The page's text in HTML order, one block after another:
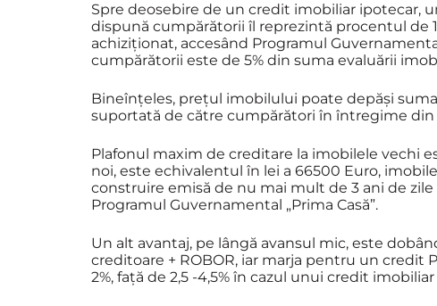
Spre deosebire de un credit imobiliar ipotecar,
dispună cumpărătorii îl reprezintă procentul de
achiziționat, accesând Programul
cumpărătorii este de 5% din suma evaluării
Bineînțeles, prețul imobilului poate depăși
suportată de către cumpărători în întregime din
Plafonul maxim de creditare la imobilele vechi
noi, este echivalentul în lei a 66500 Euro,
construire emisă de nu mai mult de 3 ani de
Programul Guvernamental „Prima Casă”.
Un alt avantaj, pe lângă avansul mic, este
creditoare + ROBOR, iar marja pentru un credit
2%, față de 2,5 -4,5% în cazul unui credit